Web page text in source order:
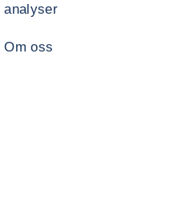
analyser
Om oss